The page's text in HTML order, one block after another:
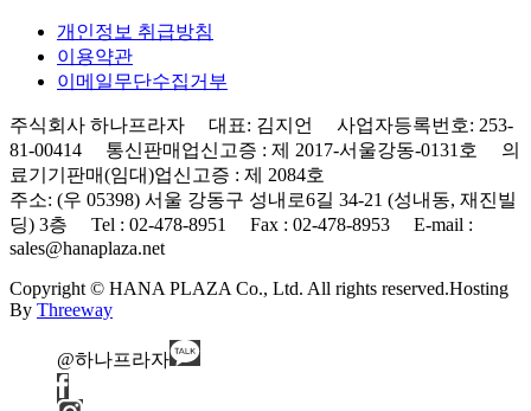
개인정보 취급방침
이용약관
이메일무단수집거부
주식회사 하나프라자 대표: 김지언 사업자등록번호: 253-
81-00414 통신판매업신고증 : 제 2017-서울강동-0131호 의
료기기판매(임대)업신고증 : 제 2084호
주소: (우 05398) 서울 강동구 성내로6길 34-21 (성내동, 재진빌
딩) 3층 Tel : 02-478-8951 Fax : 02-478-8953 E-mail :
sales@hanaplaza.net
Copyright © HANA PLAZA Co., Ltd. All rights reserved.Hosting
By Threeway
@하나프라자